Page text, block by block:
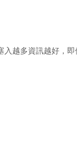
入越多資訊越好，